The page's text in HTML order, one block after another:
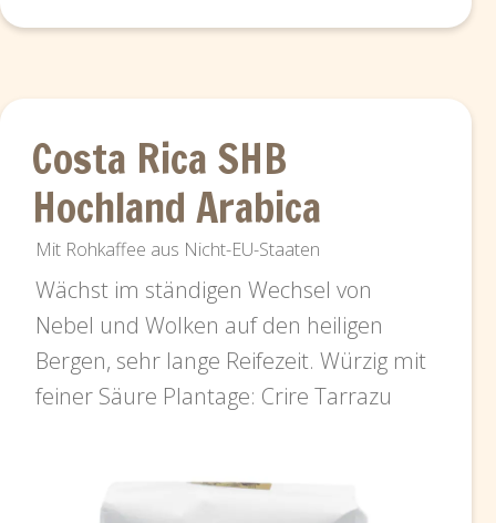
Costa Rica SHB
Hochland Arabica
Mit Rohkaffee aus Nicht-EU-Staaten
Wächst im ständigen Wechsel von
Nebel und Wolken auf den heiligen
Bergen, sehr lange Reifezeit. Würzig mit
feiner Säure Plantage: Crire Tarrazu